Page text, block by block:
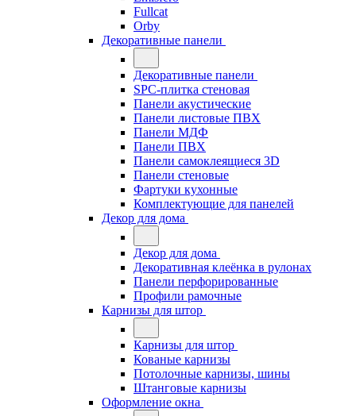
Fullcat
Orby
Декоративные панели
Декоративные панели
SPC-плитка стеновая
Панели акустические
Панели листовые ПВХ
Панели МДФ
Панели ПВХ
Панели самоклеящиеся 3D
Панели стеновые
Фартуки кухонные
Комплектующие для панелей
Декор для дома
Декор для дома
Декоративная клеёнка в рулонах
Панели перфорированные
Профили рамочные
Карнизы для штор
Карнизы для штор
Кованые карнизы
Потолочные карнизы, шины
Штанговые карнизы
Оформление окна